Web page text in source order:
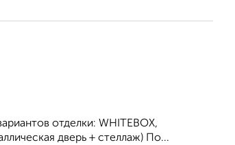
отделки: WHITEBOX,
дверь + стеллаж) По...